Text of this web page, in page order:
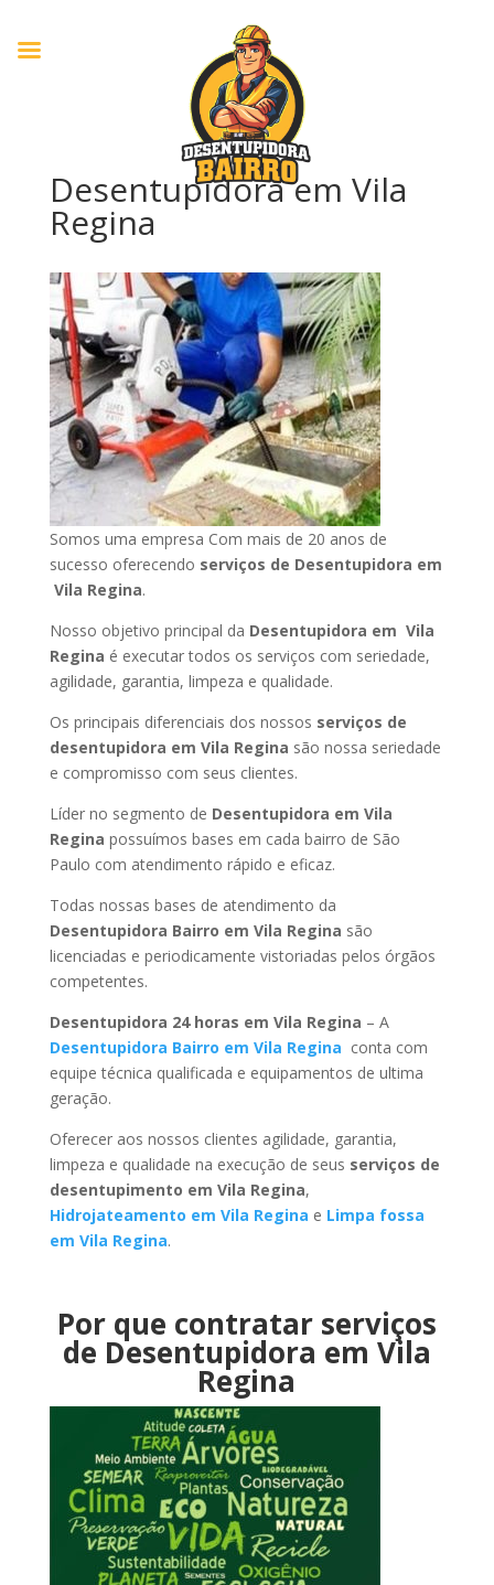
Desentupidora em Vila
Regina
Somos uma empresa Com mais de 20 anos de
sucesso oferecendo serviços de Desentupidora em
Vila Regina.
Nosso objetivo principal da Desentupidora em Vila
Regina é executar todos os serviços com seriedade,
agilidade, garantia, limpeza e qualidade.
Os principais diferenciais dos nossos serviços de
desentupidora em Vila Regina são nossa seriedade
e compromisso com seus clientes.
Líder no segmento de Desentupidora em Vila
Regina possuímos bases em cada bairro de São
Paulo com atendimento rápido e eficaz.
Todas nossas bases de atendimento da
Desentupidora Bairro em Vila Regina são
licenciadas e periodicamente vistoriadas pelos órgãos
competentes.
Desentupidora 24 horas em Vila Regina – A
Desentupidora Bairro em Vila Regina conta com
equipe técnica qualificada e equipamentos de ultima
geração.
Oferecer aos nossos clientes agilidade, garantia,
limpeza e qualidade na execução de seus serviços de
desentupimento em Vila Regina,
Hidrojateamento em Vila Regina e Limpa fossa
em Vila Regina.
Por que contratar serviços
de Desentupidora em Vila
Regina